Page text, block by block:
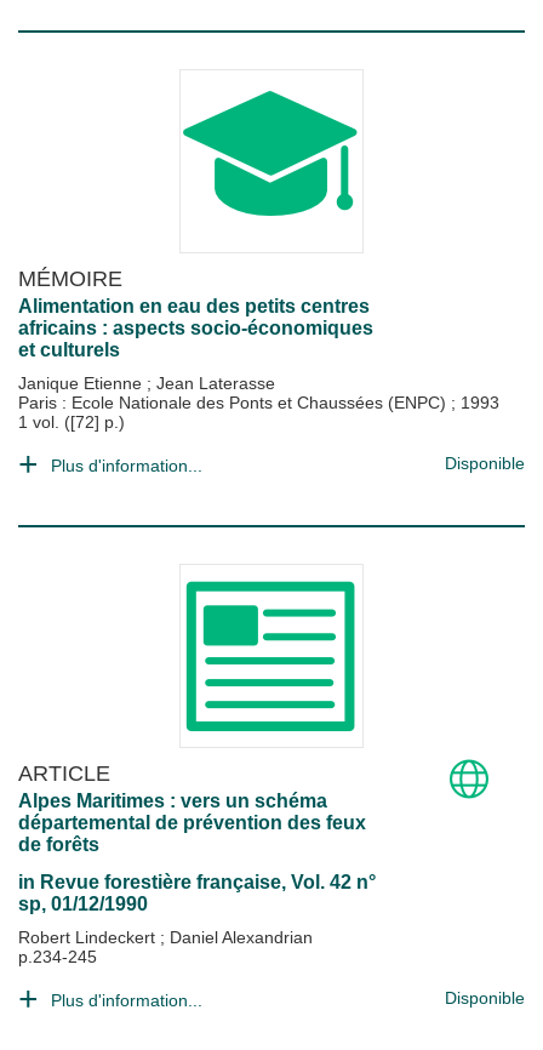
MÉMOIRE
Alimentation en eau des petits centres
africains : aspects socio-économiques
et culturels
Janique Etienne ; Jean Laterasse
Paris : Ecole Nationale des Ponts et Chaussées (ENPC) ; 1993
1 vol. ([72] p.)
Plus d'information... Disponible
ARTICLE
Alpes Maritimes : vers un schéma
départemental de prévention des feux
de forêts
in Revue forestière française, Vol. 42 n°
sp, 01/12/1990
Robert Lindeckert ; Daniel Alexandrian
p.234-245
Plus d'information... Disponible